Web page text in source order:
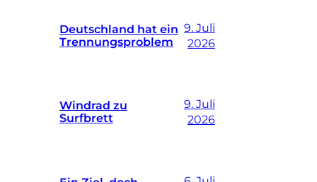
Deutschland hat ein
Trennungsproblem
9. Juli
2026
Windrad zu
Surfbrett
9. Juli
2026